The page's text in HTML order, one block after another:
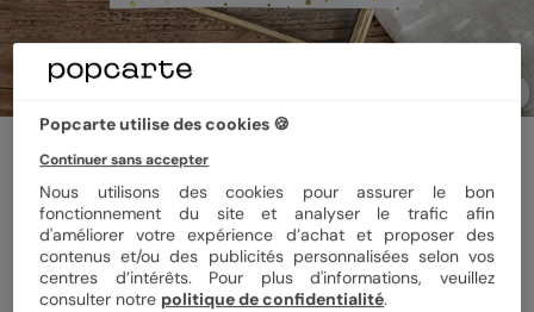
Dorure Pois Graphiques
1avis)
Format 14x14 cm plié
Popcarte utilise des cookies 🍪
Continuer sans accepter
Nous utilisons des cookies pour assurer le bon
fonctionnement du site et analyser le trafic afin
d'améliorer votre expérience d’achat et proposer des
contenus et/ou des publicités personnalisées selon vos
centres d’intérêts. Pour plus d'informations, veuillez
consulter notre politique de confidentialité.